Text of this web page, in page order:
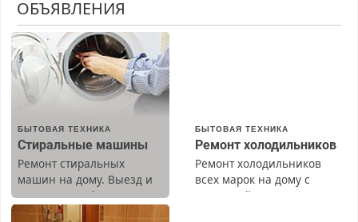
ОБЪЯВЛЕНИЯ
БЫТОВАЯ ТЕХНИКА
Стиральные машины
Ремонт стиральных
машин на дому. Выезд и
диагностика бесплатно.
Предусмотрены скидки.
БЫТОВАЯ ТЕХНИКА
Ремонт холодильников
Ремонт холодильников
всех марок на дому с
гарантией. Замена